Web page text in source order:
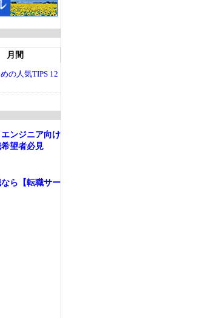
月間
の人気TIPS 12
ンジニア向け
望者必見
ら【転職サー